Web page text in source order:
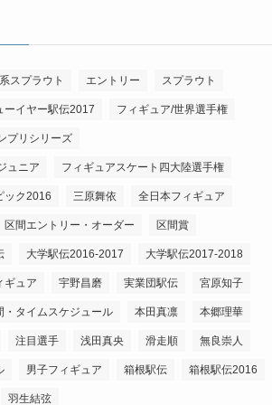
スプラウト エントリー スプラウト
ーイヤー駅伝2017 フィギュア/世界選手権
プリシリーズ
ュニア フィギュアスケート四大陸選手権
ック2016 三原舞依 全日本フィギュア
区間エントリー・オーダー 区間賞
大学駅伝2016-2017 大学駅伝2017-2018
ギュア 宇野昌磨 実業団駅伝 宮原知子
・タイムスケジュール 本田真凛 本郷理華
注目選手 浅田真央 滑走順 無良崇人
男子フィギュア 箱根駅伝 箱根駅伝2016
羽生結弦